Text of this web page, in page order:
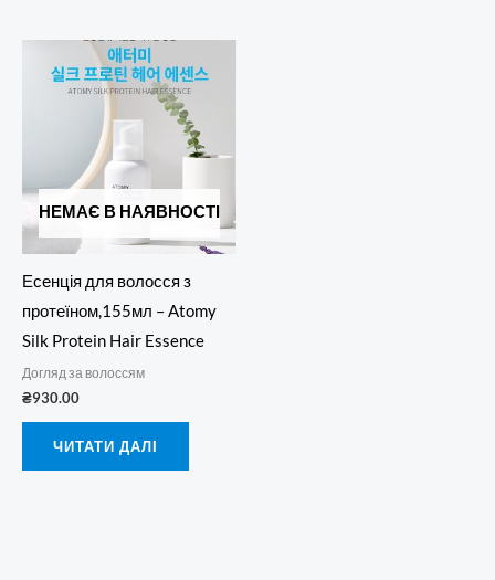
НЕМАЄ В НАЯВНОСТІ
Есенція для волосся з
протеїном,155мл – Atomy
Silk Protein Hair Essence
Догляд за волоссям
₴930.00
ЧИТАТИ ДАЛІ